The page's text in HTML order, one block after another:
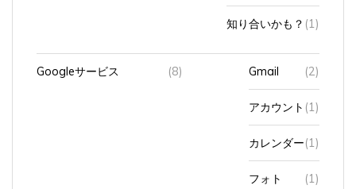
知り合いかも？(1)
Googleサービス (8) Gmail (2)
アカウント(1)
カレンダー(1)
フォト (1)